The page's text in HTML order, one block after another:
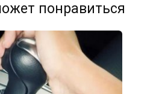
понравиться